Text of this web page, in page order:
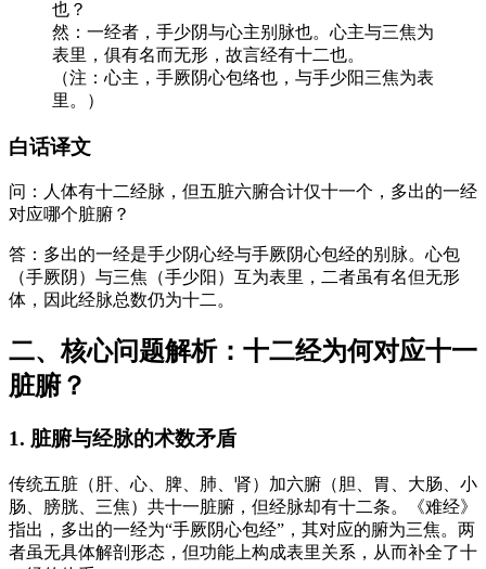
也？
然：一经者，手少阴与心主别脉也。心主与三焦为
表里，俱有名而无形，故言经有十二也。
（注：心主，手厥阴心包络也，与手少阳三焦为表
里。）
白话译文
问：人体有十二经脉，但五脏六腑合计仅十一个，多出的一经
对应哪个脏腑？
答：多出的一经是手少阴心经与手厥阴心包经的别脉。心包
（手厥阴）与三焦（手少阳）互为表里，二者虽有名但无形
体，因此经脉总数仍为十二。
二、核心问题解析：十二经为何对应十一
脏腑？
1. 脏腑与经脉的术数矛盾
传统五脏（肝、心、脾、肺、肾）加六腑（胆、胃、大肠、小
肠、膀胱、三焦）共十一脏腑，但经脉却有十二条。《难经》
指出，多出的一经为“手厥阴心包经”，其对应的腑为三焦。两
者虽无具体解剖形态，但功能上构成表里关系，从而补全了十